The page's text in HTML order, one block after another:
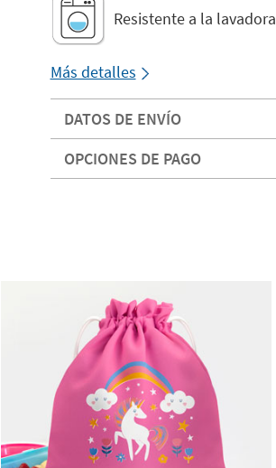
Resistente a la lavadora
Más detalles
DATOS DE ENVÍO
OPCIONES DE PAGO